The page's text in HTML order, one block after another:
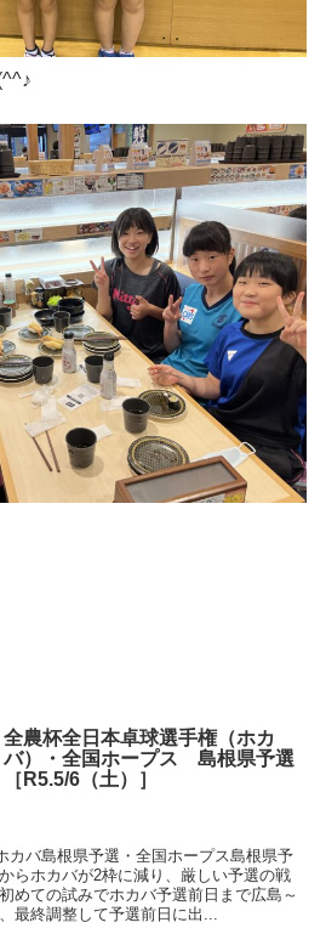
全農杯全日本卓球選手権（ホカ
バ）・全国ホープス 島根県予選
［R5.5/6（土）］
カバ島根県予選・全国ホープス島根県予
らホカバが2枠に減り、厳しい予選の戦
めての試みでホカバ予選前日まで広島～
最終調整して予選前日に出...